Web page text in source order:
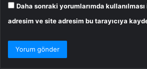
Daha sonraki yorumlarımda
adresim ve site adresim bu tarayıcıya